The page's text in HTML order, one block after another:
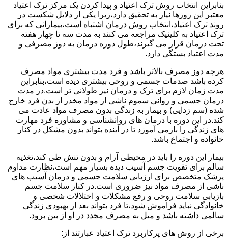
بنابراین انتخاب روش ترک اعتیاد و پیدا کردن یک مرکز ترک اعتیاد
معتبر این روزها نیاز به تحقیق دارد،زیرا یکی از دلایل شکست در
روند ترک اعتیاد،انتخاب روش درمان اشتباه است،بیمارانی که برای
ترک اعتیاد به کلینیک مراجعه می کنند به مدت سه تا چهار هفته
تحت درمان قرار می گیرند،طول دوره درمان به دوز مصرفی و
مدت اعتیاد بستگی دارد.
هرچه دوز مصرف بالاتر باشد و فرد مدت بیشتری مواد مصرف
کرده باشد صدمات جسمی و روحی بیشتری دیده است،بنابراین
مدت زمان لازم برای ترک و درمان نیز طولانی تر است.در مدت
درمان جسمی و روانی سموم ناشی از مواد مخدر از بدن فرد خارج
شده (سم زدایی) و بیمار به زندگی بدون مصرف مواد عادت می
کند.در این دوره با درمان های روانشناسی و مشاوره فرد مهارت
های زندگی را بازمی آموزد تا در آینده بتواند بدون مشکل در کنار
خانواده و اجتماع باشد.
بیمار این دوره را باید در محیطی آرام و بدون تنش طی کند،تغذیه
سالم برای تقویت جسم آسیب دیده بسیار مهم است،نظارت مداوم
پزشک متخصص برای ارزیابی سلامت جسمی و درمان آسیب های
ناشی از مصرف مواد نیز ضروری است.در کنار سلامت جسم
بازیابی سلامت روحی و رفع مشکلات و اختلالات شخصی و
خانوادگی نباید فراموش شود،تا فرد بتواند بعد از بهبودی زندگی
سالمی داشته باشد و میل به مصرف مجدد در او از بین برود.
برخی از روش های پرکاربرد ترک اعتیاد عبارتند از: